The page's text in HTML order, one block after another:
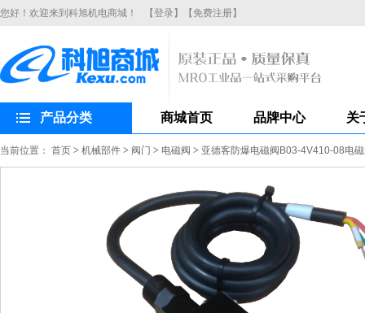
您好！欢迎来到科旭机电商城！ 【登录】 【免费注册】
产品分类 商城首页 品牌中心 关
当前位置： 首页 > 机械部件 > 阀门 > 电磁阀 > 亚德客防爆电磁阀B03-4V410-08电